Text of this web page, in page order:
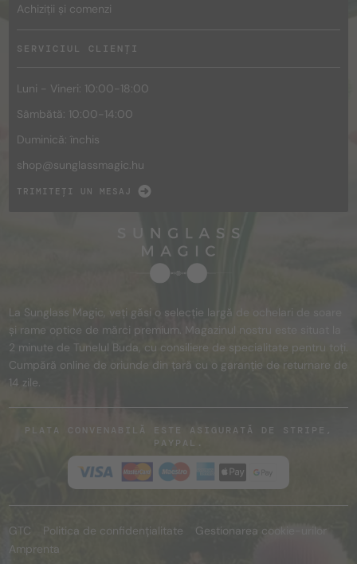
Achiziții și comenzi
SERVICIUL CLIENȚI
Luni - Vineri: 10:00-18:00
Sâmbătă: 10:00-14:00
Duminică: închis
shop@sunglassmagic.hu
TRIMITEȚI UN MESAJ
La Sunglass Magic, veți găsi o selecție largă de ochelari de soare
și rame optice de mărci premium. Magazinul nostru este situat la
2 minute de Tunelul Buda, cu consiliere de specialitate pentru toți.
Cumpără online de oriunde din țară cu o garanție de returnare de
14 zile.
PLATA CONVENABILĂ ESTE ASIGURATĂ DE STRIPE,
PAYPAL.
GTC Politica de confidențialitate
Gestionarea cookie-urilor
Amprenta